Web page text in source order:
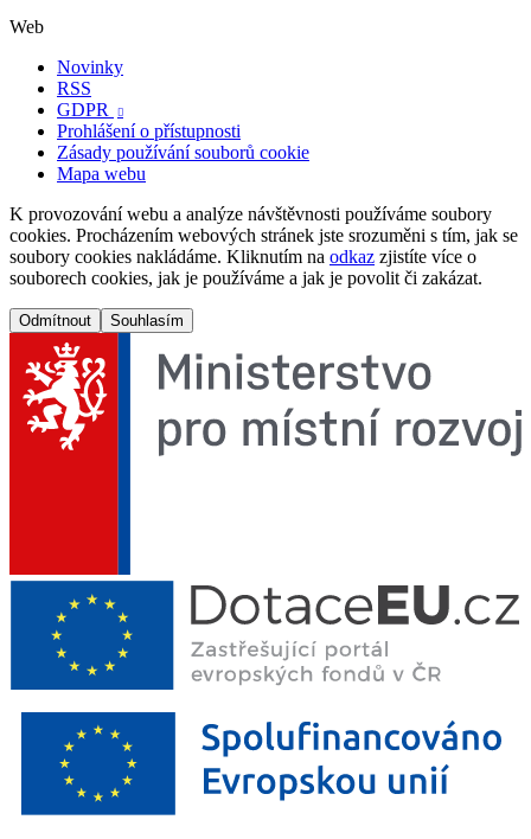
Web
Novinky
RSS
GDPR

Prohlášení o přístupnosti
Zásady používání souborů cookie
Mapa webu
K provozování webu a analýze návštěvnosti používáme soubory
cookies. Procházením webových stránek jste srozuměni s tím, jak se
soubory cookies nakládáme. Kliknutím na odkaz zjistíte více o
souborech cookies, jak je používáme a jak je povolit či zakázat.
Odmítnout Souhlasím